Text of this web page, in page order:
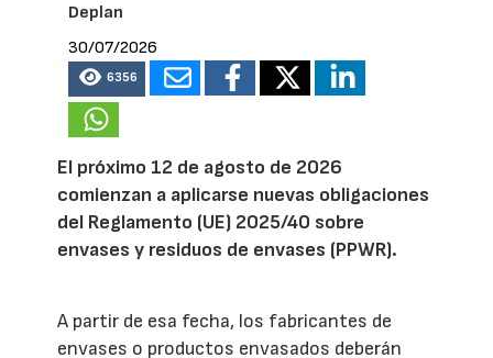
Deplan
30/07/2026
6356
El próximo 12 de agosto de 2026
comienzan a aplicarse nuevas obligaciones
del Reglamento (UE) 2025/40 sobre
envases y residuos de envases (PPWR).
A partir de esa fecha, los fabricantes de
envases o productos envasados deberán